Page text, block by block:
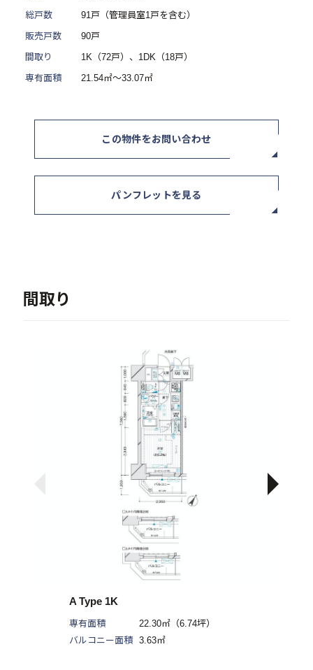
- 中途採用
- 記事一覧
ニュース / イベント
お問い合わせ・資料請求
（土日及び祝日を除く）
総戸数
91戸（管理員室1戸を含む）
販売戸数
90戸
間取り
1K（72戸）、1DK（18戸）
専有面積
21.54㎡～33.07㎡
この物件をお問い合わせ
パンフレットを見る
間取り
A Type 1K
専有面積
22.30㎡（6.74坪）
バルコニー面積
3.63㎡